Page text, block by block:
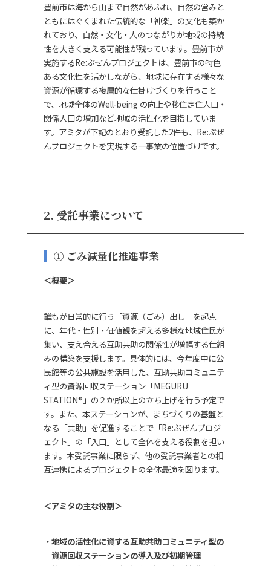
豊前市は海から山まで自然があふれ、自然の営みと
ともにはぐくまれた伝統的な「神楽」の文化も築か
れており、自然・文化・人のつながりが地域の持続
性を大きく支える可能性が残っています。豊前市が
実施するRe:ぶぜんプロジェクトは、豊前市の特色
ある文化性を活かしながら、地域に存在する様々な
資源が循環する複層的な仕掛けづくりを行うこと
で、地域全体のWell-being の向上や移住定住人口・
関係人口の増加など地域の活性化を目指していま
す。アミタが下記のとおり受託した2件も、Re:ぶぜ
んプロジェクトを実現する一事業の位置づけです。
2. 受託事業について
① ごみ減量化推進事業
＜概要＞
誰もが日常的に行う「資源（ごみ）出し」を起点
に、年代・性別・価値観を超える多様な地域住民が
集い、支え合える互助共助の関係性が増幅する仕組
みの構築を支援します。具体的には、今年度中に公
民館等の公共施設を活用した、互助共助コミュニテ
ィ型の資源回収ステーション「MEGURU
STATION®」の２か所以上の立ち上げを行う予定で
す。また、本ステーションが、まちづくりの基盤と
なる「共助」を促進することで「Re:ぶぜんプロジ
ェクト」の「入口」として全体を支える役割を担い
ます。本受託事業に限らず、他の受託事業者との相
互連携によるプロジェクトの全体最適を図ります。
＜アミタの主な役割＞
地域の活性化に資する互助共助コミュニティ型の
資源回収ステーションの導入及び初期管理